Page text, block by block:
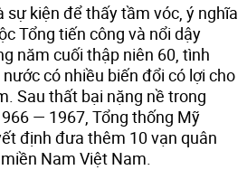
sự kiện để thấy tầm vóc, ý nghĩa
Tổng tiến công và nổi dậy
năm cuối thập niên 60, tình
có nhiều biến đổi có lợi cho
Sau thất bại nặng nề trong
— 1967, Tổng thống Mỹ
định đưa thêm 10 vạn quân
Nam Việt Nam.